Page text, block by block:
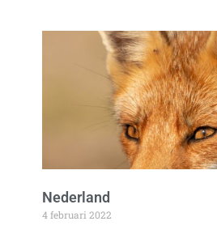
Nederland
4 februari 2022